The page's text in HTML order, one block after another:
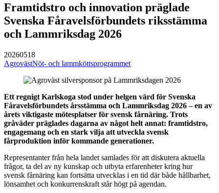
Framtidstro och innovation präglade
Svenska Fåravelsförbundets riksstämma
och Lammriksdag 2026
20260518
AgrovästNöt- och lammköttsprogrammet
Ett regnigt Karlskoga stod under helgen värd för Svenska
Fåravelsförbundets årsstämma och Lammriksdag 2026 – en av
årets viktigaste mötesplatser för svensk fårnäring. Trots
gråväder präglades dagarna av något helt annat: framtidstro,
engagemang och en stark vilja att utveckla svensk
fårproduktion inför kommande generationer.
Representanter från hela landet samlades för att diskutera aktuella
frågor, ta del av ny kunskap och utbyta erfarenheter kring hur
svensk fårnäring kan fortsätta utvecklas i en tid där både hållbarhet,
lönsamhet och konkurrenskraft står högt på agendan.